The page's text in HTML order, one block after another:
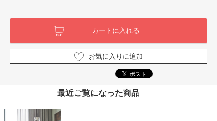
お気に入りに追加
最近ご覧になった商品